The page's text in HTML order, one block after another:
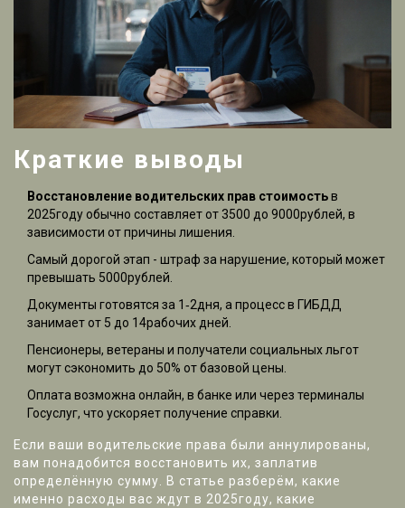
Краткие выводы
Восстановление водительских прав стоимостьв
2025году обычно составляет от 3500 до 9000рублей, в
зависимости от причины лишения.
Самый дорогой этап - штраф за нарушение, который может
превышать 5000рублей.
Документы готовятся за 1‑2дня, а процесс в ГИБДД
занимает от 5 до 14рабочих дней.
Пенсионеры, ветераны и получатели социальных льгот
могут сэкономить до 50% от базовой цены.
Оплата возможна онлайн, в банке или через терминалы
Госуслуг, что ускоряет получение справки.
Если ваши водительские права были аннулированы,
вам понадобится восстановить их, заплатив
определённую сумму. В статье разберём, какие
именно расходы вас ждут в 2025году, какие